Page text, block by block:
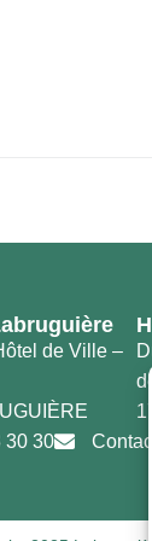
de Ville –
30 30
Contact